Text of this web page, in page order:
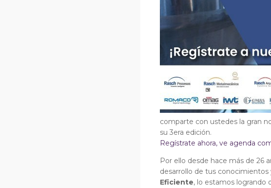
comparte con ustedes la gran
su 3era edición.
Regístrate ahora, ve agenda
Por ello desde hace más de 26
desarrollo de tus conocimientos
Eficiente, lo estamos logrando